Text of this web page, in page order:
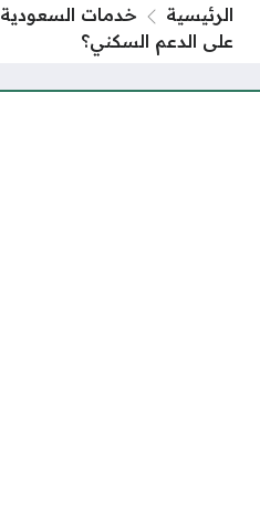
الرئيسية خدمات السعودية
على الدعم السكني؟